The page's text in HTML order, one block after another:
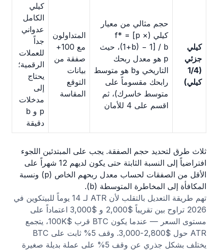
كيلي
جزئي
(1/4
كيلي)
حجم مثالي من معيار
كيلي (f* = [p ×
(1+b) − 1] / b، حيث
p هو معدل ربحك
التاريخي وb هو متوسط
رابحك مقسوماً على
متوسط خاسرك)، ثم
اقسم على 4 للأمان
المتداولون
مع 100+
صفقة من
بيانات
التوقع
المقاسة
كيلي
الكامل
عدواني
جداً
للعملات
الرقمية؛
يحتاج
إلى
مدخلات
p و b
دقيقة
ثلاث طرق لتحديد حجم الصفقة. يجب على المبتدئين اللجوء
افتراضياً إلى النسبة الثابتة حتى يكون لديهم 12 شهراً على
الأقل من الصفقات لحساب معدل ربحهم الخاص (p) ونسبة
المكافأة إلى المخاطرة المتوسطة (b).
تهم طريقة التعديل بالتقلب لأن ATR لـ 14 يوماً للبيتكوين في
2026 تراوح بين تقريباً $2,000 و $3,000 اعتماداً على
مستوى السعر — عندما يكون BTC قرب $100K، يتجمع
ATR حول $2,800-3,000. وقف 5% ثابت على BTC
يختلف بشكل جذري عن وقف 5% على عملة بديلة صغيرة